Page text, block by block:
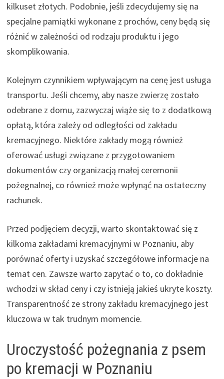
kilkuset złotych. Podobnie, jeśli zdecydujemy się na
specjalne pamiątki wykonane z prochów, ceny będą się
różnić w zależności od rodzaju produktu i jego
skomplikowania.
Kolejnym czynnikiem wpływającym na cenę jest usługa
transportu. Jeśli chcemy, aby nasze zwierzę zostało
odebrane z domu, zazwyczaj wiąże się to z dodatkową
opłatą, która zależy od odległości od zakładu
kremacyjnego. Niektóre zakłady mogą również
oferować usługi związane z przygotowaniem
dokumentów czy organizacją małej ceremonii
pożegnalnej, co również może wpłynąć na ostateczny
rachunek.
Przed podjęciem decyzji, warto skontaktować się z
kilkoma zakładami kremacyjnymi w Poznaniu, aby
porównać oferty i uzyskać szczegółowe informacje na
temat cen. Zawsze warto zapytać o to, co dokładnie
wchodzi w skład ceny i czy istnieją jakieś ukryte koszty.
Transparentność ze strony zakładu kremacyjnego jest
kluczowa w tak trudnym momencie.
Uroczystość pożegnania z psem
po kremacji w Poznaniu